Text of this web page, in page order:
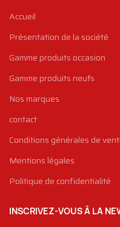
Accueil
Présentation de la société
Gamme produits occasion
Gamme produits neufs
Nos marques
contact
Conditions générales de
Mentions légales
Politique de confidentialité
INSCRIVEZ-VOUS À LA